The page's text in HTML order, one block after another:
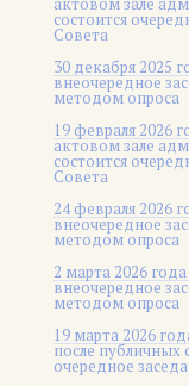
состоится
Совета
30 декабря 2025
внеочередное
методом опроса
19 февраля 2026
актовом зале
состоится
Совета
24 февраля 2026
внеочередное
методом опроса
2 марта 2026
внеочередное
методом опроса
19 марта 2026
после публичных
очередное